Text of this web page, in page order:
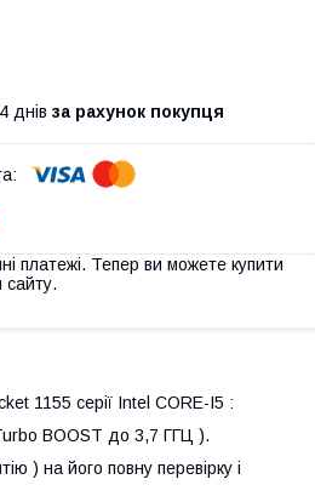
днів за рахунок покупця
платежі. Тепер ви можете купити
1155 серії Intel СORE-I5 :
BOOST до 3,7 ГГЦ ).
) на його повну перевірку і